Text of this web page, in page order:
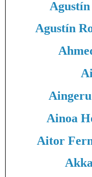
Agustín
Agustín
Ainoa
Aitor